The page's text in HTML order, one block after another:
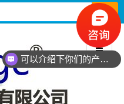
可以介绍下你们的产品么？